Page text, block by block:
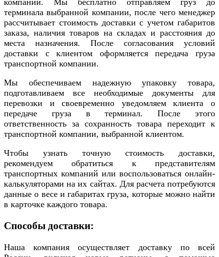
терминала выбранной компании, после чего менеджер
рассчитывает стоимость доставки с учетом габаритов
заказа, наличия товаров на складах и расстояния до
места назначения. После согласования условий
доставки с клиентом оформляется передача груза
транспортной компании.
Мы обеспечиваем надежную упаковку товара,
подготавливаем все необходимые документы для
перевозки и своевременно уведомляем клиента о
передаче груза в терминал. После этого
ответственность за сохранность товара переходит к
транспортной компании, выбранной клиентом.
Чтобы узнать точную стоимость доставки,
рекомендуем обратиться к представителям
транспортных компаний или воспользоваться онлайн-
калькуляторами на их сайтах. Для расчета потребуются
данные о весе и габаритах груза, которые можно найти
в карточке каждого товара.
Способы доставки:
Наша компания осуществляет доставку по всей